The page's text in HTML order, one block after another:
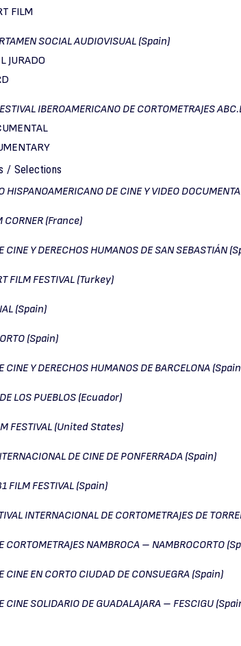
FILM
SOCIAL AUDIOVISUAL (Spain)
JURADO
IBEROAMERICANO DE CORTOMETRAJES
/ Selections
HISPANOAMERICANO DE CINE Y VIDEO
CORNER (France)
CINE Y DERECHOS HUMANOS DE SAN SEBASTIÁN
FILM FESTIVAL (Turkey)
(Spain)
(Spain)
CINE Y DERECHOS HUMANOS DE BARCELONA
LOS PUEBLOS (Ecuador)
FESTIVAL (United States)
DE CINE DE PONFERRADA (Spain)
FILM FESTIVAL (Spain)
INTERNACIONAL DE CORTOMETRAJES DE
CORTOMETRAJES NAMBROCA – NAMBROCORTO
CINE EN CORTO CIUDAD DE CONSUEGRA (Spain)
CINE SOLIDARIO DE GUADALAJARA – FESCIGU